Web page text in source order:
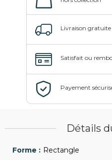
Détails
Rectangle